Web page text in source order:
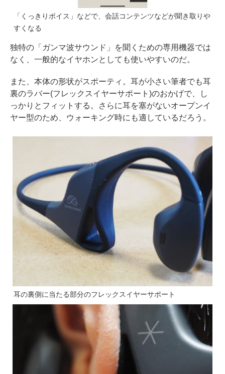
「くっきりボイス」などで、会話コンテンツなどが聞き取りや
すくなる
独特の「ガンマ波サウンド」を聞くための専用機器では
なく、一般的なイヤホンとしても使いやすいのだ。
また、本体の形状がスポーティ。耳が小さい筆者でも耳
裏のラバー(フレックスイヤーサポート)のおかげで、し
っかりとフィットする。さらに耳を塞がないオープンイ
ヤー型のため、ウォーキング時にも適しているだろう。
耳の裏側に当たる部分のフレックスイヤーサポート